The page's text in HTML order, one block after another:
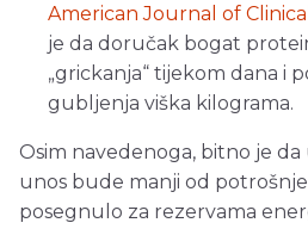
American Journal of
je da doručak bogat
„grickanja“ tijekom dana i
gubljenja viška kilograma.
Osim navedenoga, bitno je
unos bude manji od
posegnulo za rezervama